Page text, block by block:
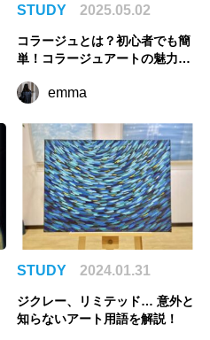
STUDY 2025.05.02
コラージュとは？初心者でも簡
単！コラージュアートの魅力、
徹底解説！
emma
STUDY 2024.01.31
ジクレー、リミテッド… 意外と
知らないアート用語を解説！